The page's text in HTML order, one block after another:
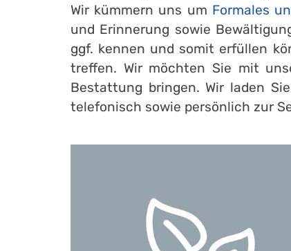
Wir kümmern uns um Formales
und Erinnerung sowie
ggf. kennen und somit erfüllen
treffen. Wir möchten Sie mit
Bestattung bringen. Wir laden
telefonisch sowie persönlich zur